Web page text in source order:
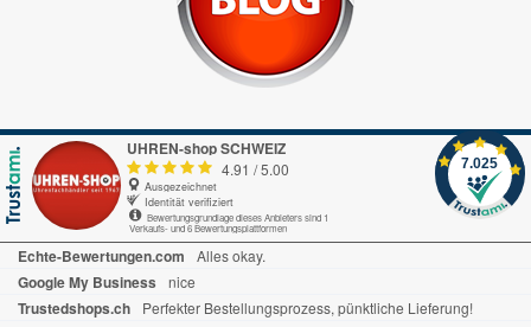
UHREN-shop SCHWEIZ
4.91 /5.00
Ausgezeichnet
Identität verifiziert
Bewertungsgrundlage dieses Anbieters sind 1
Verkaufs- und 6 Bewertungsplattformen
7.025
Echte-Bewertungen.com Alles okay.
Google My Business nice
Trustedshops.ch Perfekter Bestellungsprozess, pünktliche Lieferung!